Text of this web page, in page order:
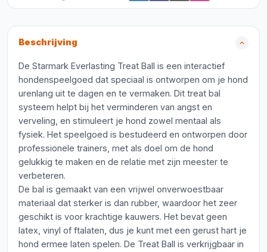
Beschrijving
De Starmark Everlasting Treat Ball is een interactief
hondenspeelgoed dat speciaal is ontworpen om je hond
urenlang uit te dagen en te vermaken. Dit treat bal
systeem helpt bij het verminderen van angst en
verveling, en stimuleert je hond zowel mentaal als
fysiek. Het speelgoed is bestudeerd en ontworpen door
professionele trainers, met als doel om de hond
gelukkig te maken en de relatie met zijn meester te
verbeteren.
De bal is gemaakt van een vrijwel onverwoestbaar
materiaal dat sterker is dan rubber, waardoor het zeer
geschikt is voor krachtige kauwers. Het bevat geen
latex, vinyl of ftalaten, dus je kunt met een gerust hart je
hond ermee laten spelen. De Treat Ball is verkrijgbaar in